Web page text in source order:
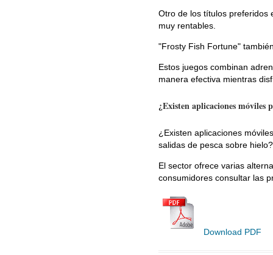
Otro de los títulos preferidos
muy rentables.
"Frosty Fish Fortune"
Estos juegos combinan
manera efectiva mientras
¿Existen aplicaciones móviles
¿Existen aplicaciones
salidas de pesca sobre hielo?
El sector ofrece varias
consumidores consultar las
Download PDF